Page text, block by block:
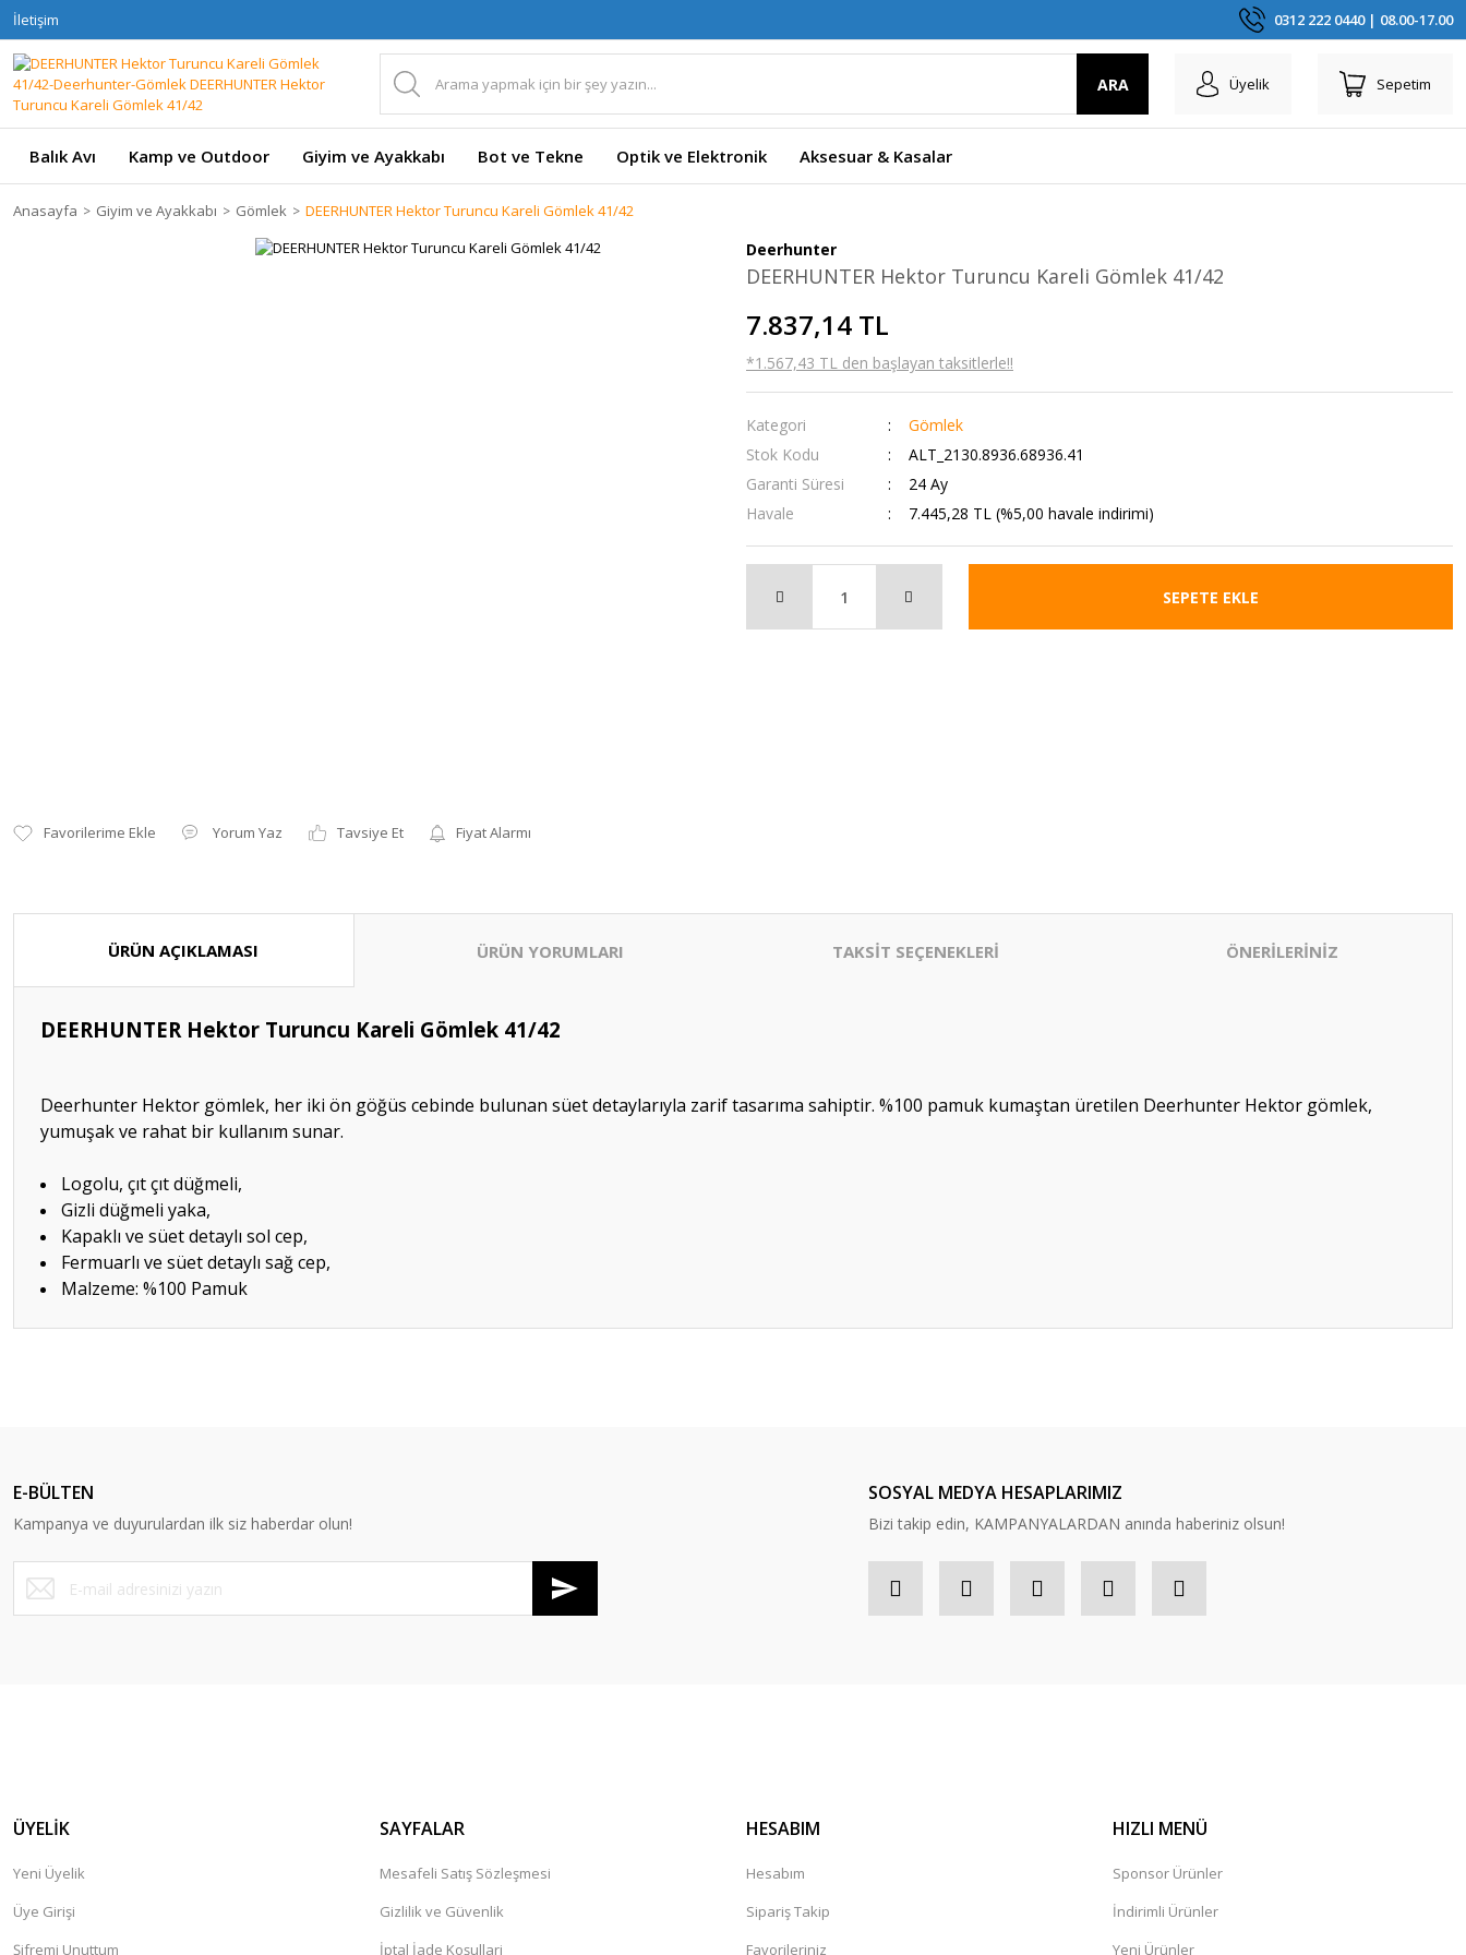
İletişim 0312 222 0440 | 08.00-17.00
ARA Üyelik Sepetim
Balık Avı Kamp ve Outdoor Giyim ve Ayakkabı Bot ve Tekne Optik ve Elektronik Aksesuar & Kasalar
Anasayfa Giyim ve Ayakkabı Gömlek DEERHUNTER Hektor Turuncu Kareli Gömlek 41/42
Yorum Yaz Tavsiye Et Fiyat Alarmı
Deerhunter
DEERHUNTER Hektor Turuncu Kareli Gömlek 41/42
7.837,14 TL
*1.567,43 TL den başlayan taksitlerle!!
Kategori
Gömlek
Stok Kodu
ALT_2130.8936.68936.41
Garanti Süresi
24 Ay
Havale
7.445,28 TL (%5,00 havale indirimi)
SEPETE EKLE
ÜRÜN AÇIKLAMASI ÜRÜN YORUMLARI TAKSİT SEÇENEKLERİ ÖNERİLERİNİZ
DEERHUNTER Hektor Turuncu Kareli Gömlek 41/42
Deerhunter Hektor gömlek, her iki ön göğüs cebinde bulunan süet detaylarıyla zarif tasarıma sahiptir. %100 pamuk kumaştan üretilen Deerhunter Hektor gömlek,
yumuşak ve rahat bir kullanım sunar.
Logolu, çıt çıt düğmeli,
Gizli düğmeli yaka,
Kapaklı ve süet detaylı sol cep,
Fermuarlı ve süet detaylı sağ cep,
Malzeme: %100 Pamuk
Ürün bilgilerinde hatalar bulunuyor.
Ürün fiyatı diğer sitelerden daha pahalı.
Bu ürüne benzer farklı alternatifler olmalı.
E-BÜLTEN
Kampanya ve duyurulardan ilk siz haberdar olun!
SOSYAL MEDYA HESAPLARIMIZ
Bizi takip edin, KAMPANYALARDAN anında haberiniz olsun!
ÜYELİK
Yeni Üyelik
Üye Girişi
Şifremi Unuttum
SAYFALAR
Mesafeli Satış Sözleşmesi
Gizlilik ve Güvenlik
İptal İade Koşullari
HESABIM
Hesabım
Sipariş Takip
Favorileriniz
HIZLI MENÜ
Sponsor Ürünler
İndirimli Ürünler
Yeni Ürünler